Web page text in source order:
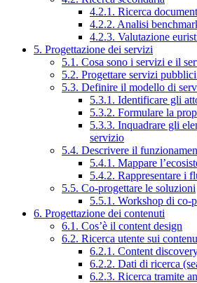
4.2.1. Ricerca
4.2.2. Analisi
4.2.3. Valutazione
5. Progettazione dei servizi
5.1. Cosa sono i servizi e il
5.2. Progettare servizi
5.3. Definire il modello di
5.3.1. Identificare gli
5.3.2. Formulare la
5.3.3. Inquadrare gli
servizio
5.4. Descrivere il
5.4.1. Mappare
5.4.2. Rappresentare i
5.5. Co-progettare le soluzioni
5.5.1. Workshop di co-
6. Progettazione dei contenuti
6.1. Cos’è il content design
6.2. Ricerca utente sui
6.2.1. Content
6.2.2. Dati di ricerca
6.2.3. Ricerca tramite